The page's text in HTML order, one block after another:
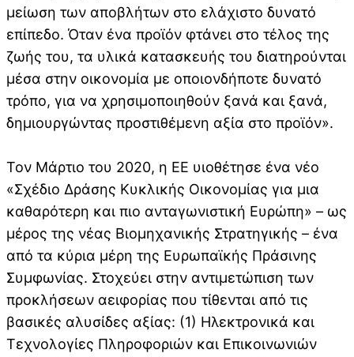
μείωση των αποβλήτων στο ελάχιστο δυνατό
επίπεδο. Όταν ένα προϊόν φτάνει στο τέλος της
ζωής του, τα υλικά κατασκευής του διατηρούνται
μέσα στην οικονομία με οποιονδήποτε δυνατό
τρόπο, για να χρησιμοποιηθούν ξανά και ξανά,
δημιουργώντας προστιθέμενη αξία στο προϊόν».
Τον Μάρτιο του 2020, η ΕΕ υιοθέτησε ένα νέο
«Σχέδιο Δράσης Κυκλικής Οικονομίας για μια
καθαρότερη και πιο ανταγωνιστική Ευρώπη» – ως
μέρος της νέας Βιομηχανικής Στρατηγικής – ένα
από τα κύρια μέρη της Ευρωπαϊκής Πράσινης
Συμφωνίας. Στοχεύει στην αντιμετώπιση των
προκλήσεων αειφορίας που τίθενται από τις
βασικές αλυσίδες αξίας: (1) Ηλεκτρονικά και
Τεχνολογίες Πληροφοριών και Επικοινωνιών